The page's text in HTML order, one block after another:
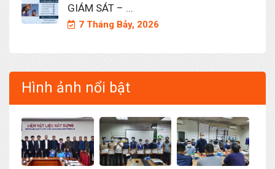
GIÁM SÁT – ...
7 Tháng Bảy, 2026
Hình ảnh nổi bật